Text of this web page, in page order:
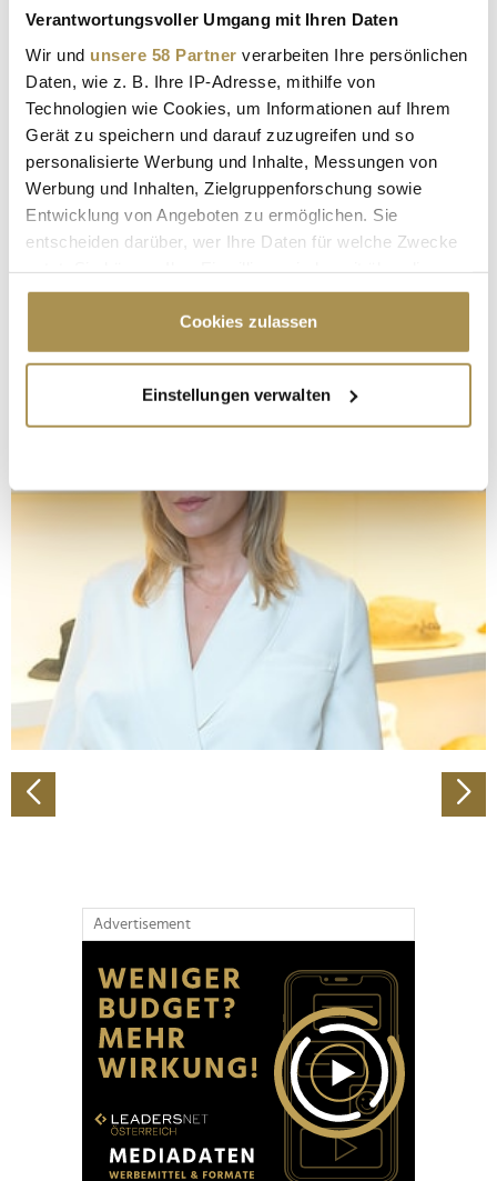
Verantwortungsvoller Umgang mit Ihren Daten
Wir und unsere 58 Partner verarbeiten Ihre persönlichen
Daten, wie z. B. Ihre IP-Adresse, mithilfe von
Technologien wie Cookies, um Informationen auf Ihrem
Gerät zu speichern und darauf zuzugreifen und so
personalisierte Werbung und Inhalte, Messungen von
Werbung und Inhalten, Zielgruppenforschung sowie
Entwicklung von Angeboten zu ermöglichen. Sie
entscheiden darüber, wer Ihre Daten für welche Zwecke
Cookie-Erklärung oder durch Klicken auf das Privacy
Trigger Symbol ändern oder widerrufen
Informationen über Ihre geografische Lage
erfassen, welche bis auf einige Meter genau sein
bestimmten Merkmalen (Fingerprinting) identifizieren
Erfahren Sie mehr darüber, wie Ihre persönlichen Daten
verarbeitet werden, und legen Sie Ihre Präferenzen im
Abschnitt Einzelheiten fest.
Wir verwenden Cookies, um Inhalte und Anzeigen zu
personalisieren, Funktionen für soziale Medien anbieten
zu können und die Zugriffe auf unsere Website zu
analysieren. Außerdem geben wir Informationen zu Ihrer
Verwendung unserer Website an unsere Partner für
soziale Medien, Werbung und Analysen weiter. Unsere
Partner führen diese Informationen möglicherweise mit
Cookies zulassen
Einstellungen verwalten
Advertisement